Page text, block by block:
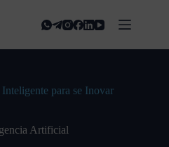
para se Inovar
Artificial